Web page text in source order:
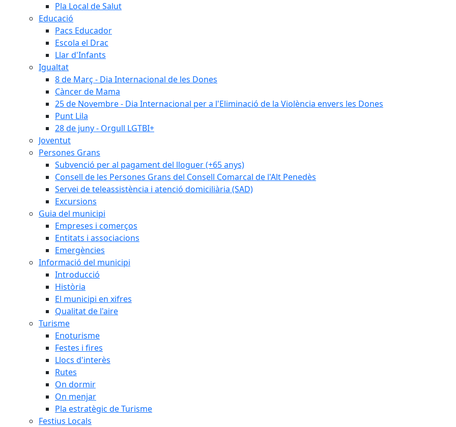
Pla Local de Salut
Educació
Pacs Educador
Escola el Drac
Llar d'Infants
Igualtat
8 de Març - Dia Internacional de les Dones
Càncer de Mama
25 de Novembre - Dia Internacional per a l'Eliminació de la Violència envers les Dones
Punt Lila
28 de juny - Orgull LGTBI+
Joventut
Persones Grans
Subvenció per al pagament del lloguer (+65 anys)
Consell de les Persones Grans del Consell Comarcal de l'Alt Penedès
Servei de teleassistència i atenció domiciliària (SAD)
Excursions
Guia del municipi
Empreses i comerços
Entitats i associacions
Emergències
Informació del municipi
Introducció
Història
El municipi en xifres
Qualitat de l'aire
Turisme
Enoturisme
Festes i fires
Llocs d'interès
Rutes
On dormir
On menjar
Pla estratègic de Turisme
Festius Locals